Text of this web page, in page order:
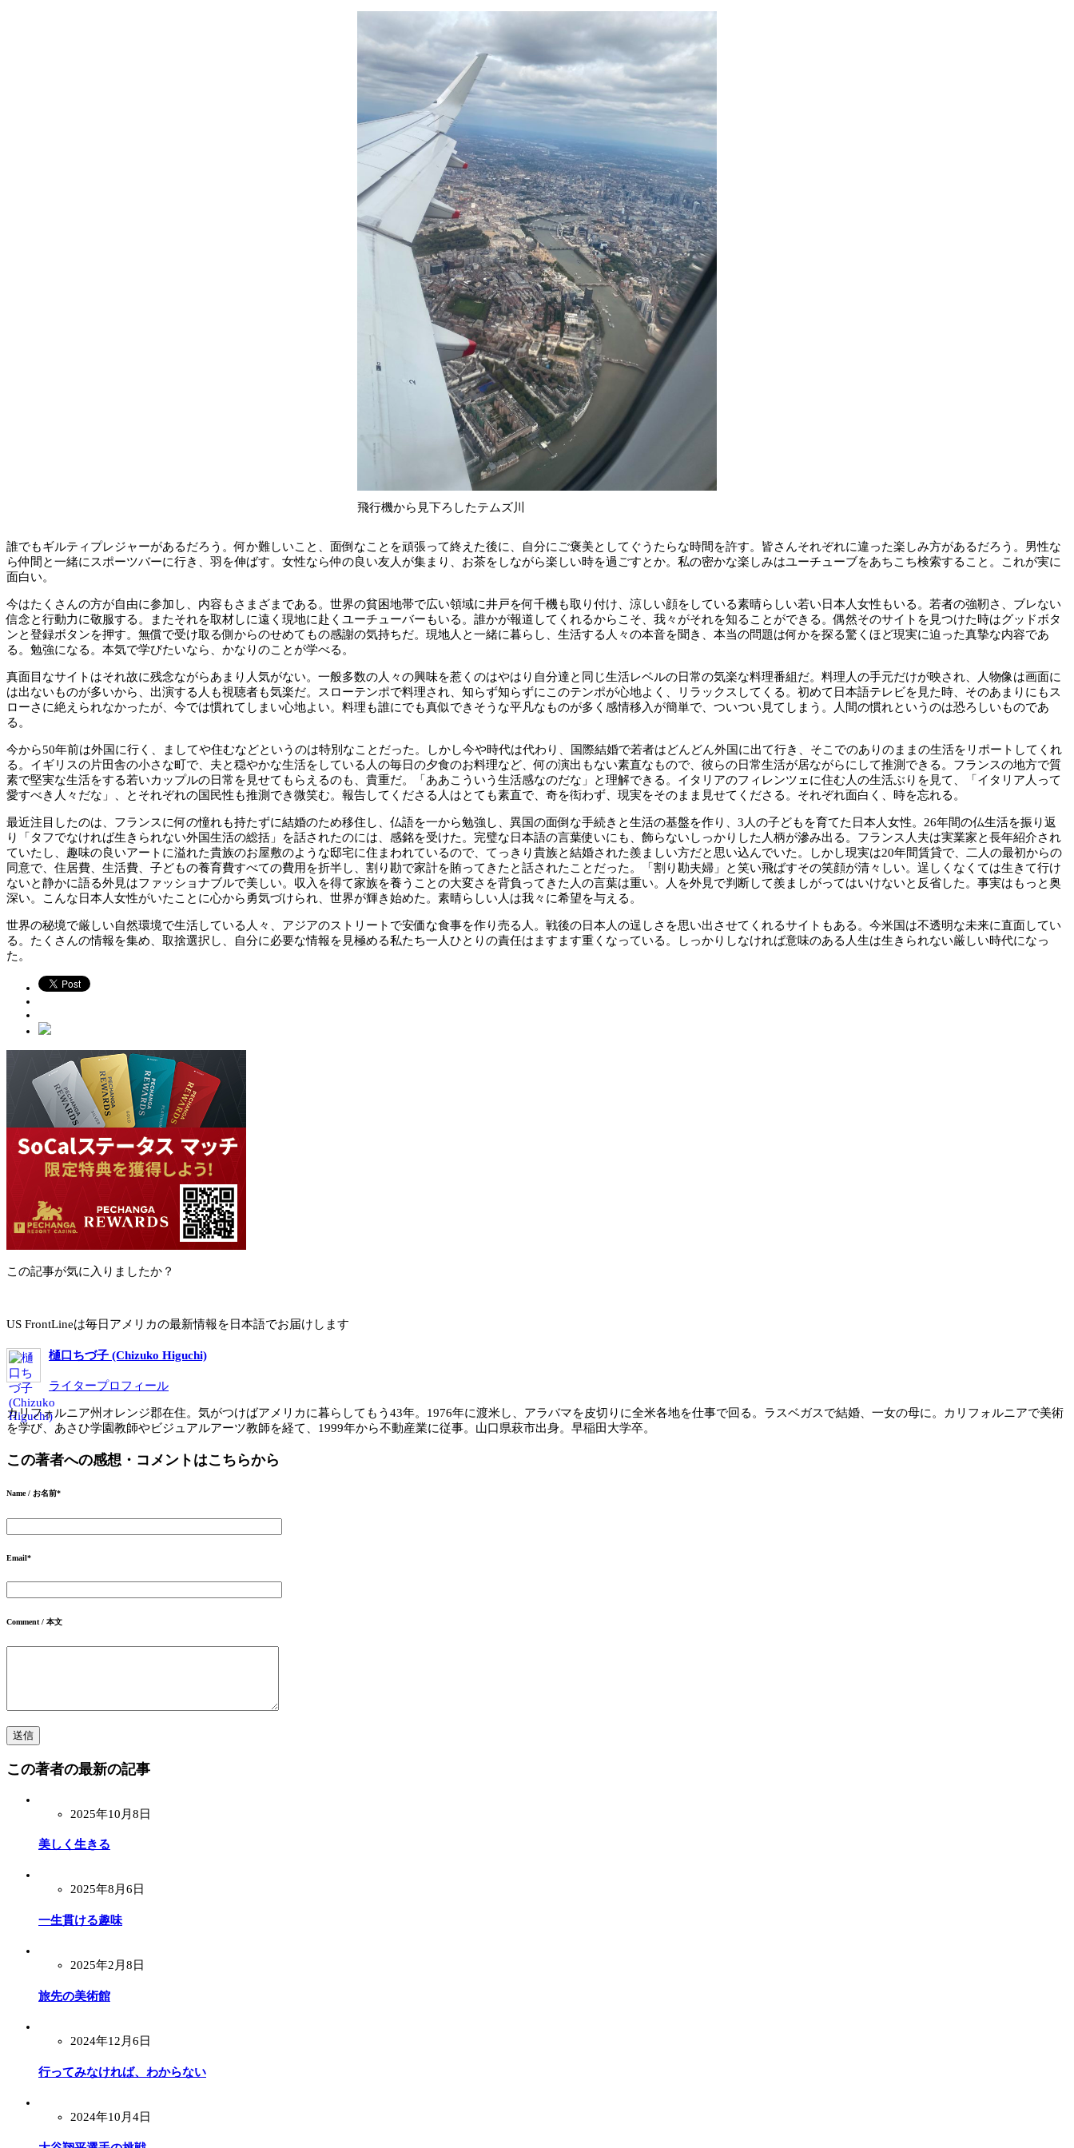
飛行機から見下ろしたテムズ川
誰でもギルティプレジャーがあるだろう。何か難しいこと、面倒なことを頑張って終えた後に、自分にご褒美としてぐうたらな時間を許す。皆さんそれぞれに違った楽しみ方があるだろう。男性な
ら仲間と一緒にスポーツバーに行き、羽を伸ばす。女性なら仲の良い友人が集まり、お茶をしながら楽しい時を過ごすとか。私の密かな楽しみはユーチューブをあちこち検索すること。これが実に
面白い。
今はたくさんの方が自由に参加し、内容もさまざまである。世界の貧困地帯で広い領域に井戸を何千機も取り付け、涼しい顔をしている素晴らしい若い日本人女性もいる。若者の強靭さ、ブレない
信念と行動力に敬服する。またそれを取材しに遠く現地に赴くユーチューバーもいる。誰かが報道してくれるからこそ、我々がそれを知ることができる。偶然そのサイトを見つけた時はグッドボタ
ンと登録ボタンを押す。無償で受け取る側からのせめてもの感謝の気持ちだ。現地人と一緒に暮らし、生活する人々の本音を聞き、本当の問題は何かを探る驚くほど現実に迫った真摯な内容であ
る。勉強になる。本気で学びたいなら、かなりのことが学べる。
真面目なサイトはそれ故に残念ながらあまり人気がない。一般多数の人々の興味を惹くのはやはり自分達と同じ生活レベルの日常の気楽な料理番組だ。料理人の手元だけが映され、人物像は画面に
は出ないものが多いから、出演する人も視聴者も気楽だ。スローテンポで料理され、知らず知らずにこのテンポが心地よく、リラックスしてくる。初めて日本語テレビを見た時、そのあまりにもス
ローさに絶えられなかったが、今では慣れてしまい心地よい。料理も誰にでも真似できそうな平凡なものが多く感情移入が簡単で、ついつい見てしまう。人間の慣れというのは恐ろしいものであ
る。
今から50年前は外国に行く、ましてや住むなどというのは特別なことだった。しかし今や時代は代わり、国際結婚で若者はどんどん外国に出て行き、そこでのありのままの生活をリポートしてくれ
る。イギリスの片田舎の小さな町で、夫と穏やかな生活をしている人の毎日の夕食のお料理など、何の演出もない素直なもので、彼らの日常生活が居ながらにして推測できる。フランスの地方で質
素で堅実な生活をする若いカップルの日常を見せてもらえるのも、貴重だ。「ああこういう生活感なのだな」と理解できる。イタリアのフィレンツェに住む人の生活ぶりを見て、「イタリア人って
愛すべき人々だな」、とそれぞれの国民性も推測でき微笑む。報告してくださる人はとても素直で、奇を衒わず、現実をそのまま見せてくださる。それぞれ面白く、時を忘れる。
最近注目したのは、フランスに何の憧れも持たずに結婚のため移住し、仏語を一から勉強し、異国の面倒な手続きと生活の基盤を作り、3人の子どもを育てた日本人女性。26年間の仏生活を振り返
り「タフでなければ生きられない外国生活の総括」を話されたのには、感銘を受けた。完璧な日本語の言葉使いにも、飾らないしっかりした人柄が滲み出る。フランス人夫は実業家と長年紹介され
ていたし、趣味の良いアートに溢れた貴族のお屋敷のような邸宅に住まわれているので、てっきり貴族と結婚された羨ましい方だと思い込んでいた。しかし現実は20年間賃貸で、二人の最初からの
同意で、住居費、生活費、子どもの養育費すべての費用を折半し、割り勘で家計を賄ってきたと話されたことだった。「割り勘夫婦」と笑い飛ばすその笑顔が清々しい。逞しくなくては生きて行け
ないと静かに語る外見はファッショナブルで美しい。収入を得て家族を養うことの大変さを背負ってきた人の言葉は重い。人を外見で判断して羨ましがってはいけないと反省した。事実はもっと奥
深い。こんな日本人女性がいたことに心から勇気づけられ、世界が輝き始めた。素晴らしい人は我々に希望を与える。
世界の秘境で厳しい自然環境で生活している人々、アジアのストリートで安価な食事を作り売る人。戦後の日本人の逞しさを思い出させてくれるサイトもある。今米国は不透明な未来に直面してい
る。たくさんの情報を集め、取捨選択し、自分に必要な情報を見極める私たち一人ひとりの責任はますます重くなっている。しっかりしなければ意味のある人生は生きられない厳しい時代になっ
た。
この記事が気に入りましたか？
US FrontLineは毎日アメリカの最新情報を日本語でお届けします
樋口ちづ子 (Chizuko Higuchi)
ライタープロフィール
カリフォルニア州オレンジ郡在住。気がつけばアメリカに暮らしてもう43年。1976年に渡米し、アラバマを皮切りに全米各地を仕事で回る。ラスベガスで結婚、一女の母に。カリフォルニアで美術
を学び、あさひ学園教師やビジュアルアーツ教師を経て、1999年から不動産業に従事。山口県萩市出身。早稲田大学卒。
この著者への感想・コメントはこちらから
Name / お名前*
Email*
Comment / 本文
この著者の最新の記事
2025年10月8日
美しく生きる
2025年8月6日
一生貫ける趣味
2025年2月8日
旅先の美術館
2024年12月6日
行ってみなければ、わからない
2024年10月4日